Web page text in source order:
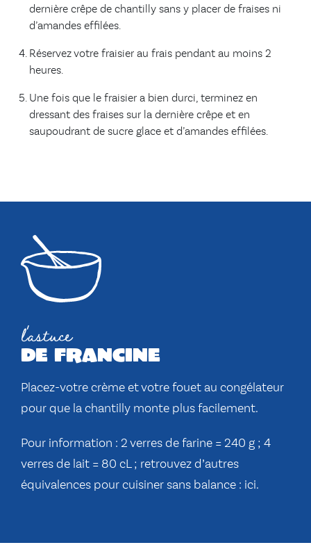
dernière crêpe de chantilly sans y placer de fraises ni
d’amandes effilées.
Réservez votre fraisier au frais pendant au moins 2
heures.
Une fois que le fraisier a bien durci, terminez en
dressant des fraises sur la dernière crêpe et en
saupoudrant de sucre glace et d’amandes effilées.
l'astuce
de francine
Placez-votre crème et votre fouet au congélateur
pour que la chantilly monte plus facilement.
Pour information : 2 verres de farine = 240 g ; 4
verres de lait = 80 cL ; retrouvez d’autres
équivalences pour cuisiner sans balance : ici.